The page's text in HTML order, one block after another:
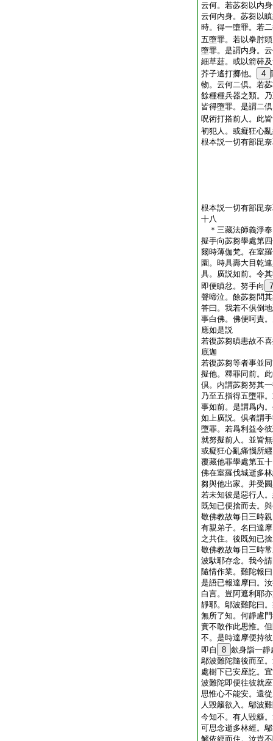
云何。若苾芻以内
云何内身。苾芻以
時。得一墮罪。若
五墮罪。若以拳肘
墮罪。是謂内身。
細草莛。或以箭簳
芥子遙打擲他。
4
物。云何二倶。若
餘種種兵器之類。
皆得墮罪。是謂二
呪術打搭前人。此
初犯人。或癡狂心
根本説一切有部毘
根本説一切有部毘
十八
＊三藏法師義
擬手向苾芻學處第
爾時薄伽梵。在室
園。時具壽大目乾
具。廣説如前。令
即便瞋忿。努手向
7
聲啼泣。餘苾芻問
答曰。我若不倶倒
事白佛。佛便呵責
應如是説
若復苾芻瞋恚故不
底迦
若復苾芻等者事並
擬他。釋罪同前。
倶。内謂苾芻努其
乃至五指得五墮罪
事如前。是謂爲内
如上廣説。倶者謂
墮罪。若爲利益令
就努擬前人。並皆
或癡狂心亂痛惱所纒
覆藏他罪學處第五十
佛在室羅伐城逝多
芻與他出家。并受
若未知彼是惡行人
既知已便捨而去。
敬佛教故毎日三時
有親弟子。名曰達
之共住。後既知已
敬佛教故毎日三時
波馱耶存念。我今
隨情作業。難陀報
是語已報達摩曰。
白言。豈阿遮利耶
靜耶。鄔波難陀曰
無所了知。何靜慮
實不敢作此思惟。
不。是時達摩便持
即自
8 歛身詣一靜
鄔波難陀隨後而至
處樹下已安座訖。
波難陀即便往彼就
思惟心不能安。還
人毀籬欲入。鄔波
今知不。有人毀籬
可思念逝多林經。
解依經而住。汝豈